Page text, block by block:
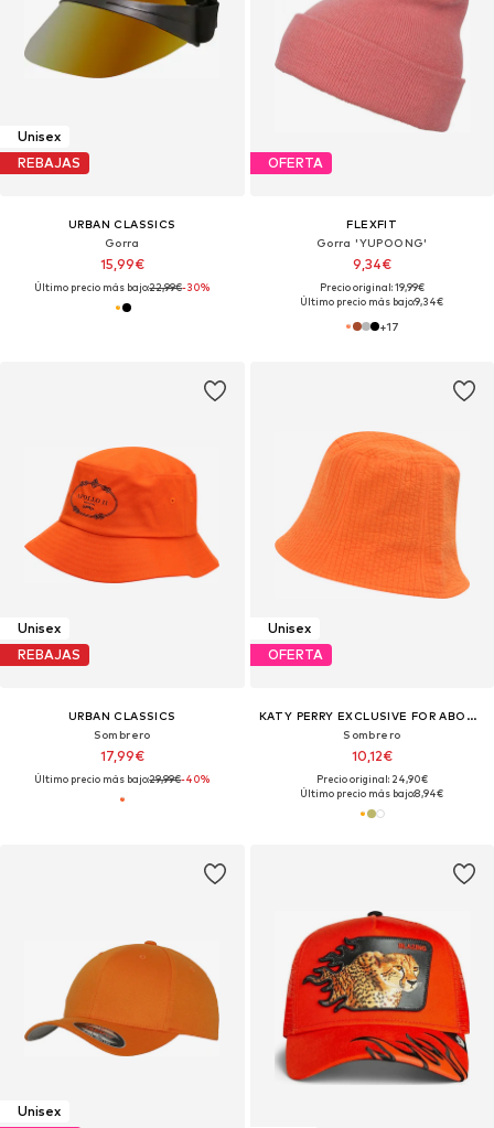
Unisex
REBAJAS
URBAN CLASSICS
Gorra
15,99€
Último precio más bajo:22,99€-30%
OFERTA
FLEXFIT
Gorra 'YUPOONG'
9,34€
Precio original: 19,99€
Último precio más bajo:9,34€
+17
Unisex
REBAJAS
URBAN CLASSICS
Sombrero
17,99€
Último precio más bajo:29,99€-40%
Unisex
OFERTA
KATY PERRY EXCLUSIVE FOR ABOUT YOU
Sombrero
10,12€
Precio original: 24,90€
Último precio más bajo:8,94€
Unisex